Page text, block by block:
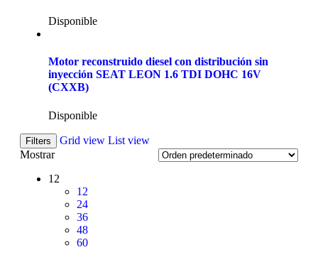
Disponible
Motor reconstruido diesel con distribución sin
inyección SEAT LEON 1.6 TDI DOHC 16V
(CXXB)
Disponible
Filters Grid view List view
Mostrar
12
12
24
36
48
60